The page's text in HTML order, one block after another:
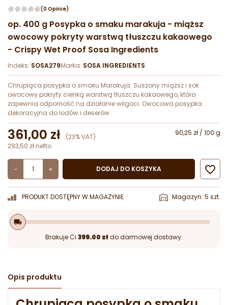
(0 Opinie)
op. 400 g Posypka o smaku marakuja - miąższ
owocowy pokryty warstwą tłuszczu kakaowego
- Crispy Wet Proof Sosa Ingredients
Indeks: SOSA279Marka: SOSA INGREDIENTS
Chrupiąca posypka o smaku Marakuja. Suszony miąższ i sok
owocowy pokryty cienką warstwą tłuszczu kakaowego, która
zapewnia odporność na działanie wilgoci. Owocowa posypka
dekoracyjna do lodów i deserów.
361,00 zł (23% VAT)
90,25 zł / 100 g
293,50 zł netto
- + DODAJ DO KOSZYKA 
PRODUKT DOSTĘPNY W MAGAZYNIE Magazyn: 5 szt.
local_shipping
Brakuje Ci 399.00 złdo darmowej dostawy.
Opis produktu